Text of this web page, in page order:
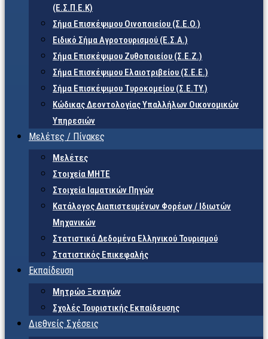
(Ε.Σ.Π.Ε.Κ)
Σήμα Επισκέψιμου Οινοποιείου (Σ.Ε.Ο.)
Ειδικό Σήμα Αγροτουρισμού (Ε.Σ.Α.)
Σήμα Επισκέψιμου Ζυθοποιείου (Σ.Ε.Ζ.)
Σήμα Επισκέψιμου Ελαιοτριβείου (Σ.Ε.Ε.)
Σήμα Επισκέψιμου Τυροκομείου (Σ.Ε.TY.)
Κώδικας Δεοντολογίας Υπαλλήλων Οικονομικών
Υπηρεσιών
Μελέτες / Πίνακες
Μελέτες
Στοιχεία ΜΗΤΕ
Στοιχεία Ιαματικών Πηγών
Κατάλογος Διαπιστευμένων Φορέων / Ιδιωτών
Μηχανικών
Στατιστικά Δεδομένα Ελληνικού Τουρισμού
Στατιστικός Επικεφαλής
Εκπαίδευση
Μητρώο Ξεναγών
Σχολές Τουριστικής Εκπαίδευσης
Διεθνείς Σχέσεις